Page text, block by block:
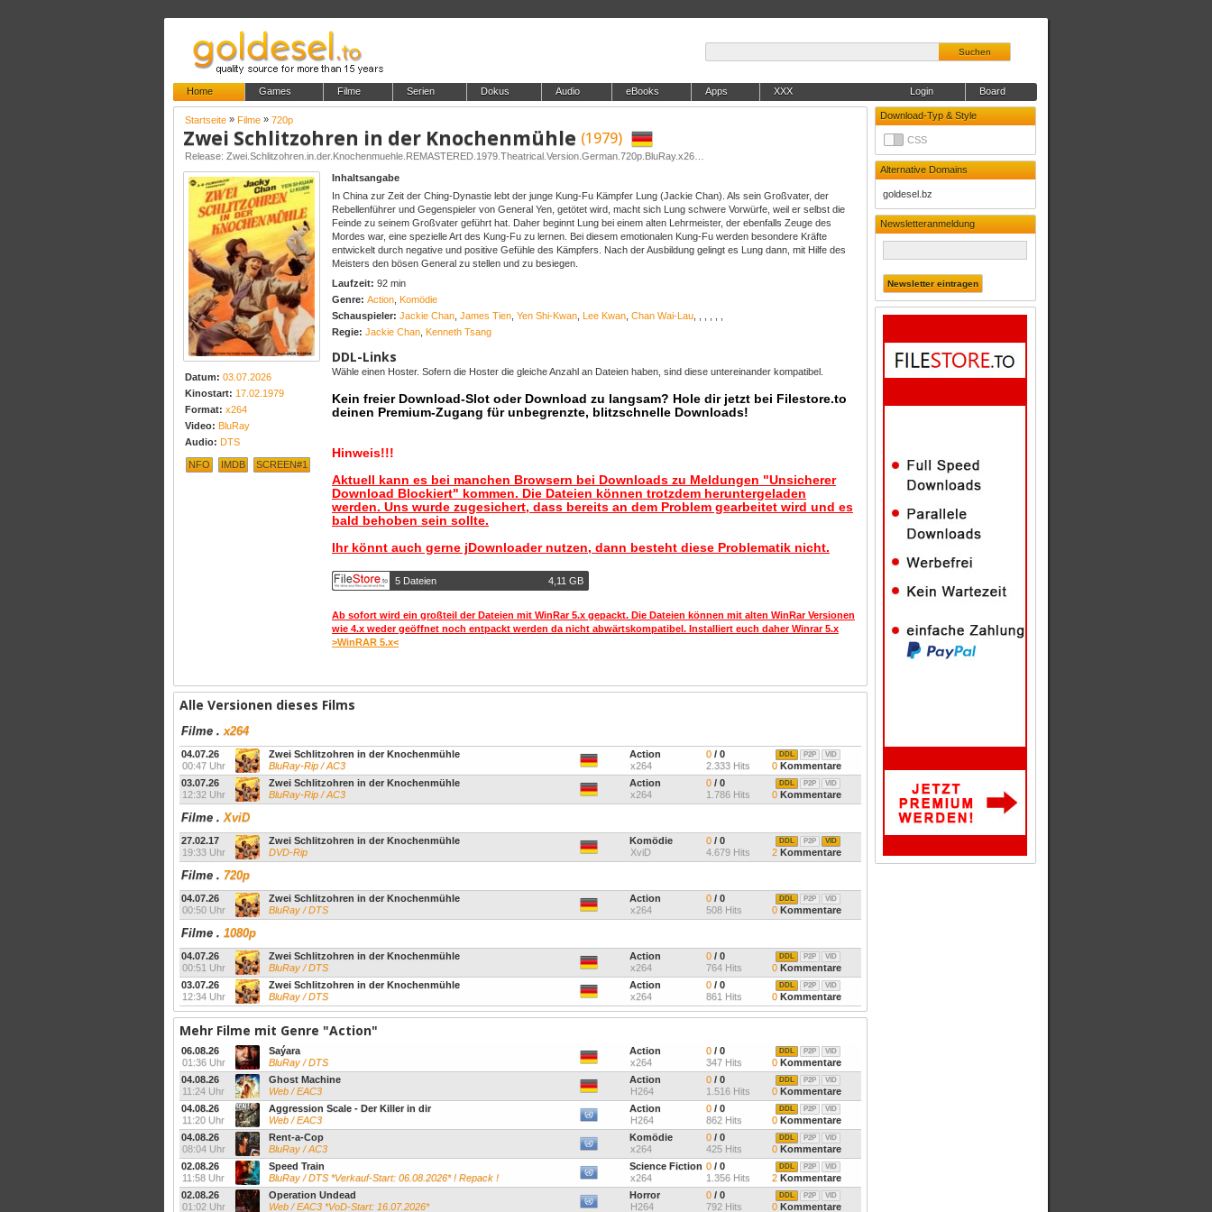
Suchen
Home Games Filme Serien Dokus Audio eBooks Apps XXX Board
Login
Download-Typ & Style
CSS
Alternative Domains
goldesel.bz
Newsletteranmeldung
Startseite » Filme » 720p
Zwei Schlitzohren in der Knochenmühle (1979)
Datum: 03.07.2026
Kinostart: 17.02.1979
Format: x264
Video: BluRay
Audio: DTS
NFO IMDB SCREEN#1
Inhaltsangabe
In China zur Zeit der Ching-Dynastie lebt der junge Kung-Fu Kämpfer Lung (Jackie Chan). Als sein Großvater, der
Rebellenführer und Gegenspieler von General Yen, getötet wird, macht sich Lung schwere Vorwürfe, weil er selbst die
Feinde zu seinem Großvater geführt hat. Daher beginnt Lung bei einem alten Lehrmeister, der ebenfalls Zeuge des
Mordes war, eine spezielle Art des Kung-Fu zu lernen. Bei diesem emotionalen Kung-Fu werden besondere Kräfte
entwickelt durch negative und positive Gefühle des Kämpfers. Nach der Ausbildung gelingt es Lung dann, mit Hilfe des
Meisters den bösen General zu stellen und zu besiegen.
Laufzeit: 92 min
Genre: Action Komödie
Schauspieler: Jackie Chan James Tien Yen Shi-Kwan Lee Kwan Chan Wai-Lau
Regie: Jackie Chan Kenneth Tsang
DDL-Links
Wähle einen Hoster. Sofern die Hoster die gleiche Anzahl an Dateien haben, sind diese untereinander kompatibel.
Kein freier Download-Slot oder Download zu langsam? Hole dir jetzt bei Filestore.to
deinen Premium-Zugang für unbegrenzte, blitzschnelle Downloads!
Hinweis!!!
Aktuell kann es bei manchen Browsern bei Downloads zu Meldungen "Unsicherer
Download Blockiert" kommen. Die Dateien können trotzdem heruntergeladen
werden. Uns wurde zugesichert, dass bereits an dem Problem gearbeitet wird und es
bald behoben sein sollte.
Ihr könnt auch gerne jDownloader nutzen, dann besteht diese Problematik nicht.
5 Dateien 4,11 GB
Ab sofort wird ein großteil der Dateien mit WinRar 5.x gepackt. Die Dateien können mit alten WinRar Versionen
wie 4.x weder geöffnet noch entpackt werden da nicht abwärtskompatibel. Installiert euch daher Winrar 5.x
>WinRAR 5.x<
Alle Versionen dieses Films
Filme .x264
04.07.26
00:47 Uhr
Zwei Schlitzohren in der Knochenmühle
BluRay-Rip / AC3
Action
x264
0 / 0
2.333 Hits
VID
P2P
DDL
0 Kommentare
03.07.26
12:32 Uhr
Zwei Schlitzohren in der Knochenmühle
BluRay-Rip / AC3
Action
x264
0 / 0
1.786 Hits
VID
P2P
DDL
0 Kommentare
Filme .XviD
27.02.17
19:33 Uhr
Zwei Schlitzohren in der Knochenmühle
DVD-Rip
Komödie
XviD
0 / 0
4.679 Hits
VID
P2P
DDL
2 Kommentare
Filme . 720p
04.07.26
00:50 Uhr
Zwei Schlitzohren in der Knochenmühle
BluRay / DTS
Action
x264
0 / 0
508 Hits
VID
P2P
DDL
0 Kommentare
Filme . 1080p
04.07.26
00:51 Uhr
Zwei Schlitzohren in der Knochenmühle
BluRay / DTS
Action
x264
0 / 0
764 Hits
VID
P2P
DDL
0 Kommentare
03.07.26
12:34 Uhr
Zwei Schlitzohren in der Knochenmühle
BluRay / DTS
Action
x264
0 / 0
861 Hits
VID
P2P
DDL
0 Kommentare
Mehr Filme mit Genre "Action"
06.08.26
01:36 Uhr
Saýara
BluRay / DTS
Action
x264
0 / 0
347 Hits
VID
P2P
DDL
0 Kommentare
04.08.26
11:24 Uhr
Ghost Machine
Web / EAC3
Action
H264
0 / 0
1.516 Hits
VID
P2P
DDL
0 Kommentare
04.08.26
11:20 Uhr
Aggression Scale - Der Killer in dir
Web / EAC3
Action
H264
0 / 0
862 Hits
VID
P2P
DDL
0 Kommentare
04.08.26
08:04 Uhr
Rent-a-Cop
BluRay / AC3
Komödie
x264
0 / 0
425 Hits
VID
P2P
DDL
0 Kommentare
02.08.26
11:58 Uhr
Speed Train
BluRay / DTS *Verkauf-Start: 06.08.2026* ! Repack !
Science Fiction
x264
0 / 0
1.356 Hits
VID
P2P
DDL
2 Kommentare
02.08.26
01:02 Uhr
Operation Undead
Web / EAC3 *VoD-Start: 16.07.2026*
Horror
H264
0 / 0
792 Hits
VID
P2P
DDL
0 Kommentare